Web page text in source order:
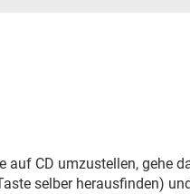
CD umzustellen, gehe
selber herausfinden)